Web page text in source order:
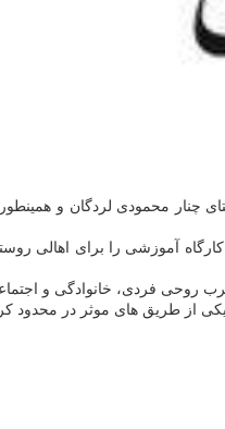
چنار محمودی لردگان و همینطور
آموزشی را برای اهالی
روحی فردی، خانوادگی و
از طریق های موثر در محدود